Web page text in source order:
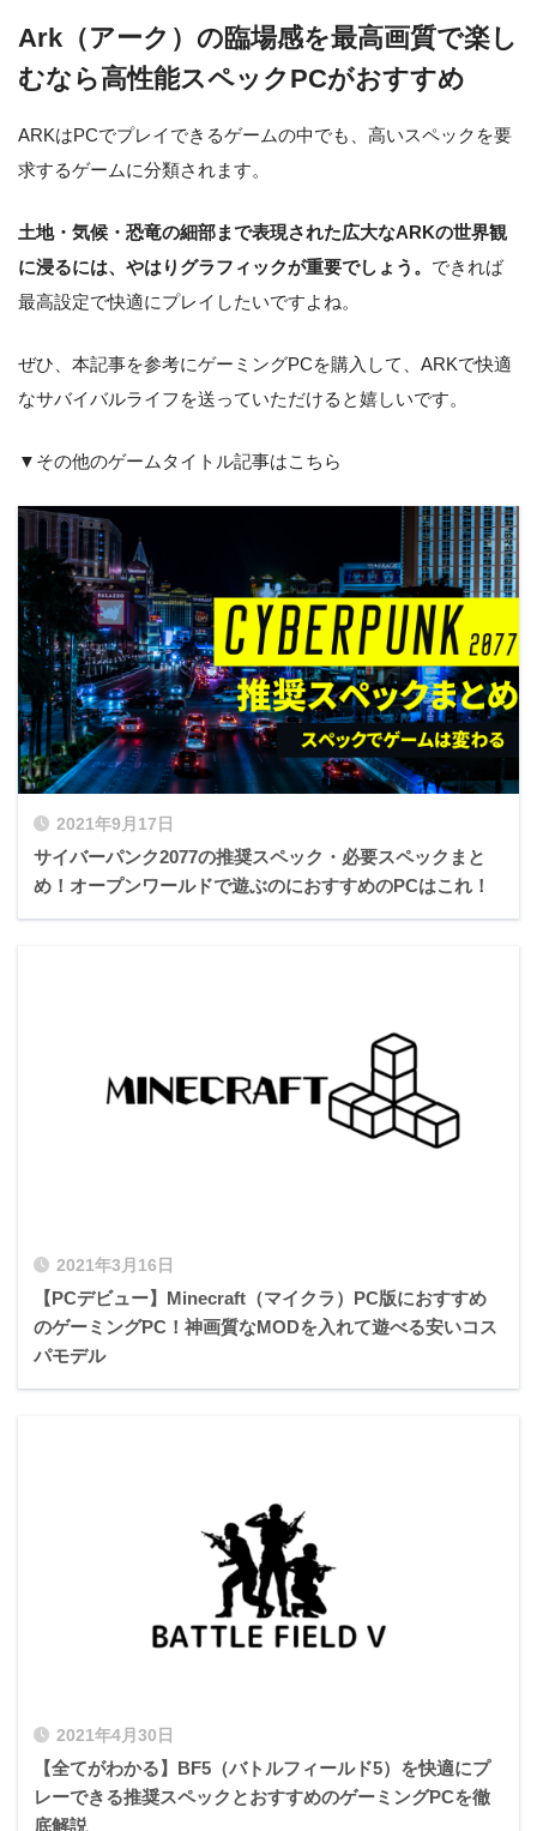
Ark（アーク）の臨場感を最高画質で楽し
むなら高性能スペックPCがおすすめ
ARKはPCでプレイできるゲームの中でも、高いスペックを要
求するゲームに分類されます。
土地・気候・恐竜の細部まで表現された広大なARKの世界観
に浸るには、やはりグラフィックが重要でしょう。 できれば
最高設定で快適にプレイしたいですよね。
ぜひ、本記事を参考にゲーミングPCを購入して、ARKで快適
なサバイバルライフを送っていただけると嬉しいです。
▼その他のゲームタイトル記事はこちら
2021年9月17日
サイバーパンク2077の推奨スペック・必要スペックまと
め！オープンワールドで遊ぶのにおすすめのPCはこれ！
2021年3月16日
【PCデビュー】Minecraft（マイクラ）PC版におすすめ
のゲーミングPC！神画質なMODを入れて遊べる安いコス
パモデル
2021年4月30日
【全てがわかる】BF5（バトルフィールド5）を快適にプ
レーできる推奨スペックとおすすめのゲーミングPCを徹
底解説